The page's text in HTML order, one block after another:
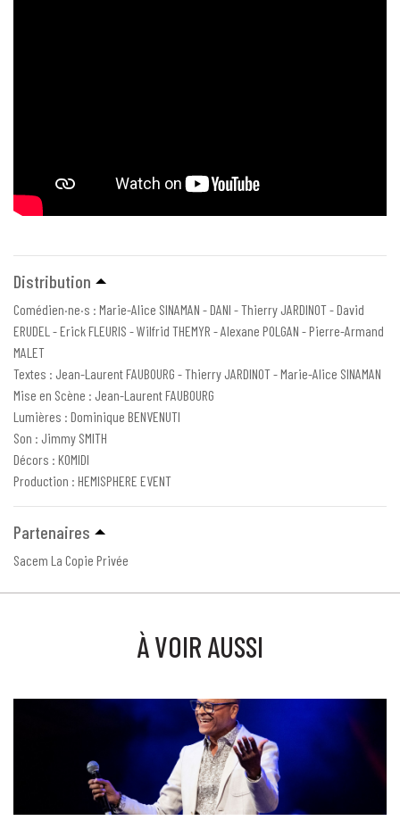
Distribution
Comédien·ne·s : Marie-Alice SINAMAN - DANI - Thierry JARDINOT - David
ERUDEL - Erick FLEURIS - Wilfrid THEMYR - Alexane POLGAN - Pierre-Armand
MALET
Textes : Jean-Laurent FAUBOURG - Thierry JARDINOT - Marie-Alice SINAMAN
Mise en Scène : Jean-Laurent FAUBOURG
Lumières : Dominique BENVENUTI
Son : Jimmy SMITH
Décors : KOMIDI
Production : HEMISPHERE EVENT
Partenaires
Sacem La Copie Privée
À VOIR AUSSI